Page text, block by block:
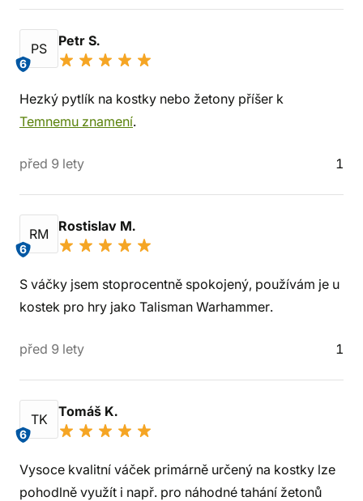
PS
6
Petr S.
Hezký pytlík na kostky nebo žetony příšer k
Temnemu znamení.
před 9 lety 1
RM
6
Rostislav M.
S váčky jsem stoprocentně spokojený, používám je u
kostek pro hry jako Talisman Warhammer.
před 9 lety 1
TK
6
Tomáš K.
Vysoce kvalitní váček primárně určený na kostky lze
pohodlně využít i např. pro náhodné tahání žetonů